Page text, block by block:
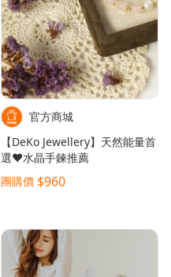
官方商城
【DeKo Jewellery】天然能量首
選❤️水晶手鍊推薦
團購價 $960